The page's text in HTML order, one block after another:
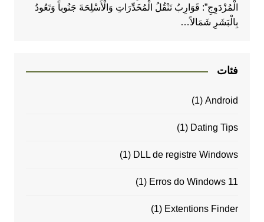
الْمُزْدَوِجِ”: قَوَارِبُ تَنْقُلُ الْمُخَدِّرَاتِ وَالْأَسْلِحَةَ جَنُوباً وَتَعُودُ
بِالْبَشَرِ شَمَالاً…
فئات
Android
(1)
Dating Tips
(1)
DLL de registre Windows
(1)
Erros do Windows 11
(1)
Extentions Finder
(1)